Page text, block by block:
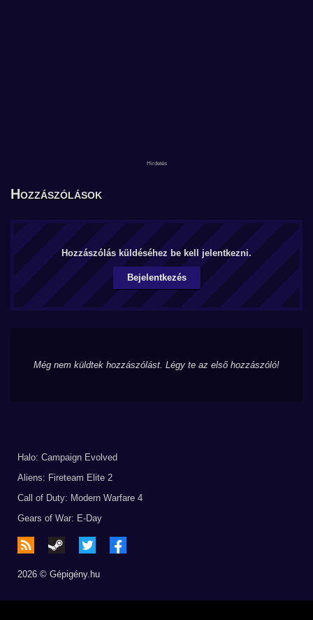
Hozzászólások
Hozzászólás küldéséhez be kell jelentkezni.
Bejelentkezés
Még nem küldtek hozzászólást. Légy te az első hozzászóló!
Halo: Campaign Evolved
Aliens: Fireteam Elite 2
Call of Duty: Modern Warfare 4
Gears of War: E-Day
2026 © Gépigény.hu